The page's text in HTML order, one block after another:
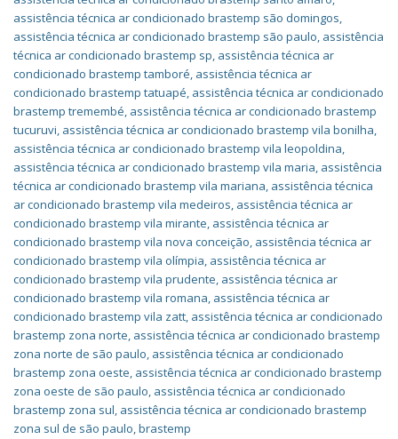
assistência técnica ar condicionado brastemp são domingos,
assistência técnica ar condicionado brastemp são paulo, assistência
técnica ar condicionado brastemp sp, assistência técnica ar
condicionado brastemp tamboré, assistência técnica ar
condicionado brastemp tatuapé, assistência técnica ar condicionado
brastemp tremembé, assistência técnica ar condicionado brastemp
tucuruvi, assistência técnica ar condicionado brastemp vila bonilha,
assistência técnica ar condicionado brastemp vila leopoldina,
assistência técnica ar condicionado brastemp vila maria, assistência
técnica ar condicionado brastemp vila mariana, assistência técnica
ar condicionado brastemp vila medeiros, assistência técnica ar
condicionado brastemp vila mirante, assistência técnica ar
condicionado brastemp vila nova conceição, assistência técnica ar
condicionado brastemp vila olímpia, assistência técnica ar
condicionado brastemp vila prudente, assistência técnica ar
condicionado brastemp vila romana, assistência técnica ar
condicionado brastemp vila zatt, assistência técnica ar condicionado
brastemp zona norte, assistência técnica ar condicionado brastemp
zona norte de são paulo, assistência técnica ar condicionado
brastemp zona oeste, assistência técnica ar condicionado brastemp
zona oeste de são paulo, assistência técnica ar condicionado
brastemp zona sul, assistência técnica ar condicionado brastemp
zona sul de são paulo,brastemp